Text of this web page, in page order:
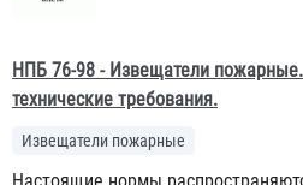
НПБ 76-98 - Извещатели
технические требования.
Извещатели пожарные